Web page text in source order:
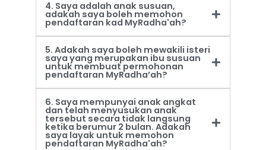
4. Saya adalah anak susuan,
adakah saya boleh memohon
pendaftaran kad MyRadha'ah?
5. Adakah saya boleh mewakili isteri
saya yang merupakan ibu susuan
untuk membuat permohonan
pendaftaran MyRadha’ah?
6. Saya mempunyai anak angkat
dan telah menyusukan anak
tersebut secara tidak langsung
ketika berumur 2 bulan. Adakah
saya layak untuk memohon
pendaftaran MyRadha'ah?